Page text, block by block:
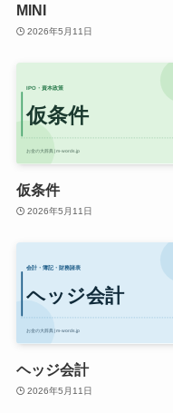
MINI
2026年5月11日
仮条件
2026年5月11日
ヘッジ会計
2026年5月11日